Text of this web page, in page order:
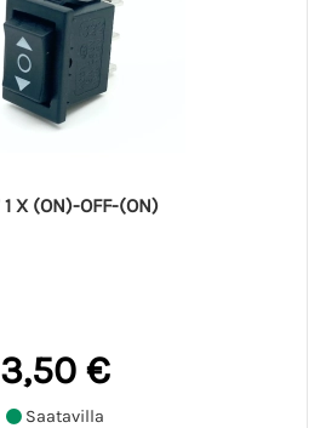
KEINUKYTKIN NRO:17 1 X (ON)-OFF-(ON)
3,50 €
Saatavilla